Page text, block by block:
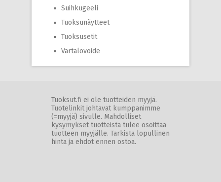
Suihkugeeli
Tuoksunäytteet
Tuoksusetit
Vartalovoide
Tuoksut.fi ei ole tuotteiden myyjä.
Tuotelinkit johtavat kumppanimme
(=myyjä) sivulle. Mahdolliset
kysymykset tuotteista tulee osoittaa
tuotteen myyjälle. Tarkista lopullinen
hinta ja ehdot ennen ostoa.